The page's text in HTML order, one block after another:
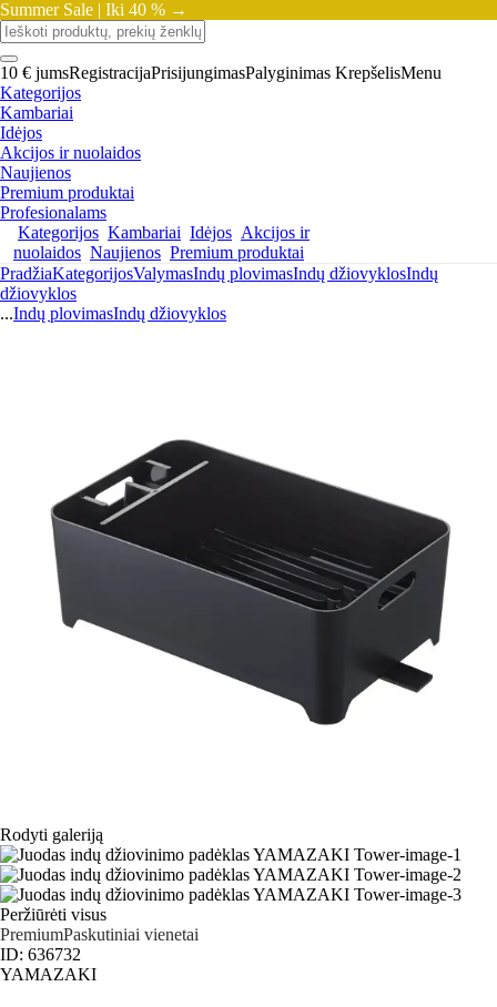
Summer Sale | Iki 40 % →
10 € jumsRegistracijaPrisijungimasPalyginimas KrepšelisMenu
Kategorijos
Kambariai
Idėjos
Akcijos ir nuolaidos
Naujienos
Premium produktai
Profesionalams
Kategorijos Kambariai Idėjos Akcijos ir
nuolaidos Naujienos Premium produktai
PradžiaKategorijosValymasIndų plovimasIndų džiovyklosIndų
džiovyklos
...Indų plovimasIndų džiovyklos
Rodyti galeriją
Peržiūrėti visus
PremiumPaskutiniai vienetai
ID: 636732
YAMAZAKI